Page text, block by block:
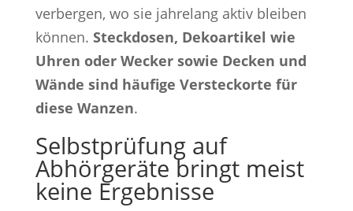
verbergen, wo sie jahrelang aktiv bleiben
können. Steckdosen, Dekoartikel wie
Uhren oder Wecker sowie Decken und
Wände sind häufige Versteckorte für
diese Wanzen.
Selbstprüfung auf
Abhörgeräte bringt meist
keine Ergebnisse